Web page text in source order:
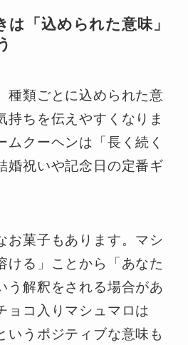
は「込められた意味」
種類ごとに込められた意
持ちを伝えやすくなりま
ムクーヘンは「長く続く
婚祝いや記念日の定番ギ
お菓子もあります。マシ
ける」ことから「あなた
う解釈をされる場合があ
ョコ入りマシュマロは
いうポジティブな意味も